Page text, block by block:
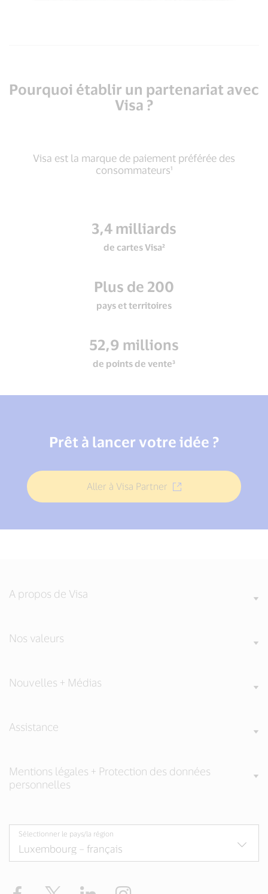
Pourquoi établir un partenariat avec
Visa ?
Visa est la marque de paiement préférée des
consommateurs¹
3,4 milliards
de cartes Visa²
Plus de 200
pays et territoires
52,9 millions
de points de vente³
Prêt à lancer votre idée ?
Aller à Visa Partner
A propos de Visa
Nos valeurs
Nouvelles + Médias
Assistance
Mentions légales + Protection des données
personnelles
Sélectionner le pays/la région
Facebook Twitter LinkedIn